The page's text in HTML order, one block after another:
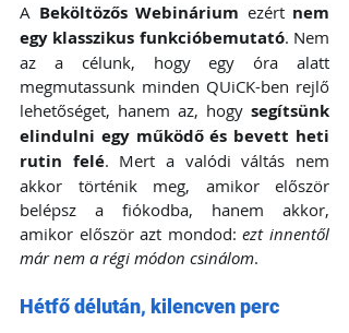
A Beköltözős Webinárium ezért nem
egy klasszikus funkcióbemutató. Nem
az a célunk, hogy egy óra alatt
megmutassunk minden QUiCK-ben rejlő
lehetőséget, hanem az, hogy segítsünk
elindulni egy működő és bevett heti
rutin felé. Mert a valódi váltás nem
akkor történik meg, amikor először
belépsz a fiókodba, hanem akkor,
amikor először azt mondod: ezt innentől
már nem a régi módon csinálom.
Hétfő délután, kilencven perc